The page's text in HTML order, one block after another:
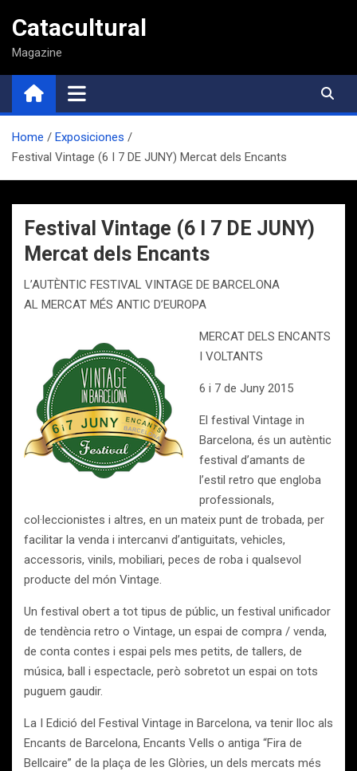
contenido
Catacultural
Magazine
Home
Exposiciones
Festival Vintage (6 I 7 DE JUNY) Mercat dels Encants
Festival Vintage (6 I 7 DE JUNY)
Mercat dels Encants
L’AUTÈNTIC FESTIVAL VINTAGE DE BARCELONA
AL MERCAT MÉS ANTIC D’EUROPA
MERCAT DELS ENCANTS
I VOLTANTS
6 i 7 de Juny 2015
El festival Vintage in
Barcelona, és un autèntic
festival d’amants de
l’estil retro que engloba
professionals,
col·leccionistes i altres, en un mateix punt de trobada, per
facilitar la venda i intercanvi d’antiguitats, vehicles,
accessoris, vinils, mobiliari, peces de roba i qualsevol
producte del món Vintage.
Un festival obert a tot tipus de públic, un festival unificador
de tendència retro o Vintage, un espai de compra / venda,
de conta contes i espai pels mes petits, de tallers, de
música, ball i espectacle, però sobretot un espai on tots
puguem gaudir.
La I Edició del Festival Vintage in Barcelona, va tenir lloc als
Encants de Barcelona, Encants Vells o antiga “Fira de
Bellcaire” de la plaça de les Glòries, un dels mercats més